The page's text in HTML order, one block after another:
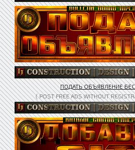
ПОДАТЬ ОБЪЯВЛЕНИЕ
( POST FREE ADS WITHOUT